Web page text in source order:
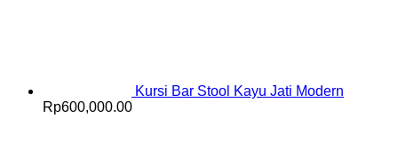
Kursi Bar Stool Kayu Jati Modern
Rp600,000.00